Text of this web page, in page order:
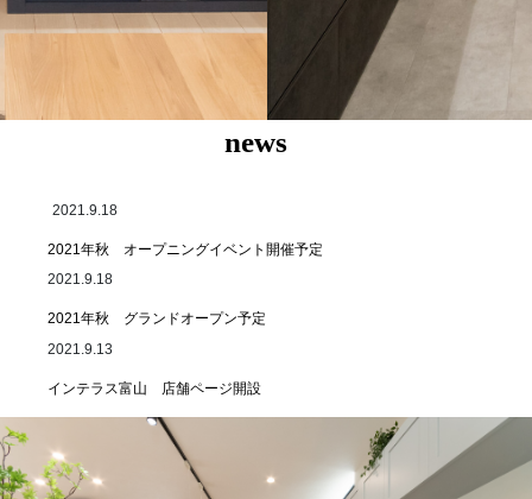
news
2021.9.18
2021年秋 オープニングイベント開催予定
2021.9.18
2021年秋 グランドオープン予定
2021.9.13
インテラス富山 店舗ページ開設